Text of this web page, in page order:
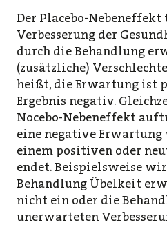
Der Placebo-
Verbesserung der
durch die Behandlung
(zusätzliche)
heißt, die Erwartung ist
Ergebnis negativ.
Nocebo-Nebeneffekt
eine negative
einem positiven oder
endet. Beispielsweise
Behandlung Übelkeit
nicht ein oder die
unerwarteten